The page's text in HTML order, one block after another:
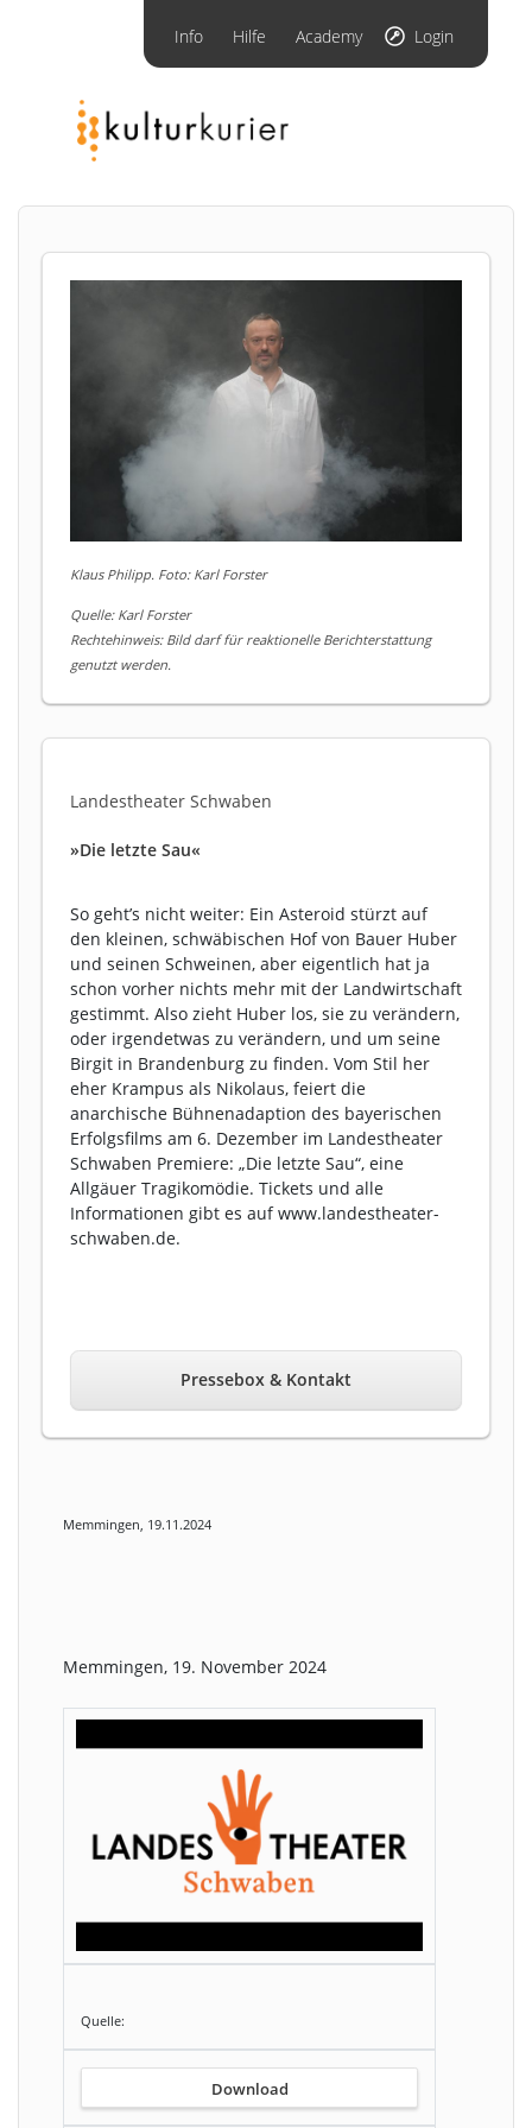
Info Hilfe Academy Login
Klaus Philipp. Foto: Karl Forster
Quelle: Karl Forster
Rechtehinweis: Bild darf für reaktionelle Berichterstattung
genutzt werden.
Landestheater Schwaben
»Die letzte Sau«
So geht’s nicht weiter: Ein Asteroid stürzt auf
den kleinen, schwäbischen Hof von Bauer Huber
und seinen Schweinen, aber eigentlich hat ja
schon vorher nichts mehr mit der Landwirtschaft
gestimmt. Also zieht Huber los, sie zu verändern,
oder irgendetwas zu verändern, und um seine
Birgit in Brandenburg zu finden. Vom Stil her
eher Krampus als Nikolaus, feiert die
anarchische Bühnenadaption des bayerischen
Erfolgsfilms am 6. Dezember im Landestheater
Schwaben Premiere: „Die letzte Sau“, eine
Allgäuer Tragikomödie. Tickets und alle
Informationen gibt es auf www.landestheater-
schwaben.de.
Pressebox & Kontakt
Memmingen, 19.11.2024
Memmingen, 19. November 2024
Quelle:
Download